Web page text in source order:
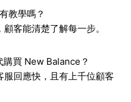
教學嗎？
客能清楚了解每一步。
買 New Balance？
回應快，且有上千位顧客